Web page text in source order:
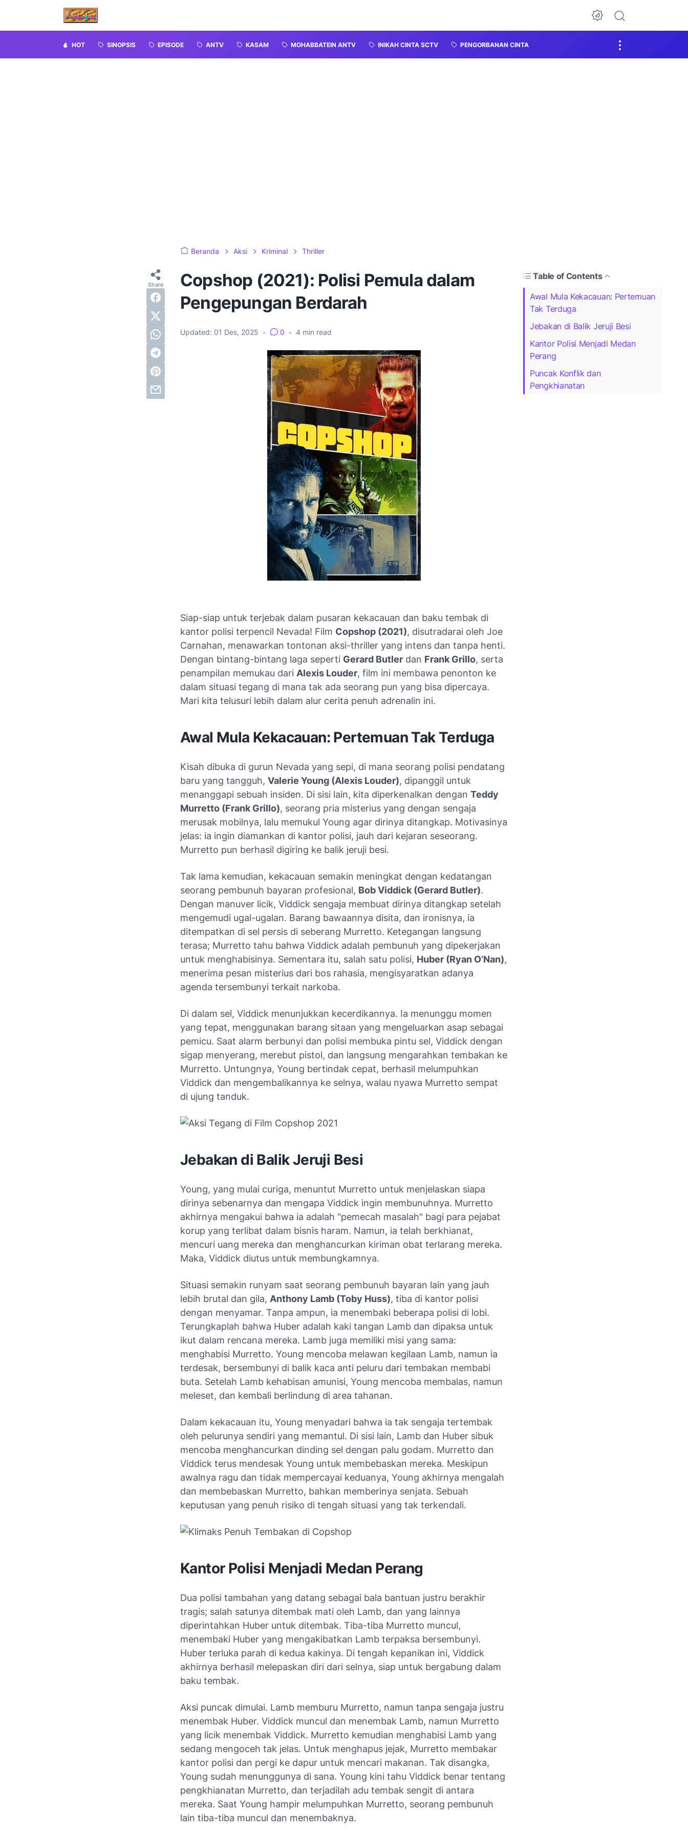
HOT SINOPSIS EPISODE ANTV KASAM MOHABBATEIN ANTV INIKAH CINTA SCTV PENGORBANAN CINTA
Beranda Aksi Kriminal Thriller
Copshop (2021): Polisi Pemula dalam
Pengepungan Berdarah
Updated: 01 Des, 2025 • 0 • 4 min read
Table of Contents
Awal Mula Kekacauan: Pertemuan
Tak Terduga
Jebakan di Balik Jeruji Besi
Kantor Polisi Menjadi Medan
Perang
Puncak Konflik dan
Pengkhianatan
Siap-siap untuk terjebak dalam pusaran kekacauan dan baku tembak di
kantor polisi terpencil Nevada! Film Copshop (2021), disutradarai oleh Joe
Carnahan, menawarkan tontonan aksi-thriller yang intens dan tanpa henti.
Dengan bintang-bintang laga seperti Gerard Butler dan Frank Grillo, serta
penampilan memukau dari Alexis Louder, film ini membawa penonton ke
dalam situasi tegang di mana tak ada seorang pun yang bisa dipercaya.
Mari kita telusuri lebih dalam alur cerita penuh adrenalin ini.
Awal Mula Kekacauan: Pertemuan Tak Terduga
Kisah dibuka di gurun Nevada yang sepi, di mana seorang polisi pendatang
baru yang tangguh, Valerie Young (Alexis Louder), dipanggil untuk
menanggapi sebuah insiden. Di sisi lain, kita diperkenalkan dengan Teddy
Murretto (Frank Grillo), seorang pria misterius yang dengan sengaja
merusak mobilnya, lalu memukul Young agar dirinya ditangkap. Motivasinya
jelas: ia ingin diamankan di kantor polisi, jauh dari kejaran seseorang.
Murretto pun berhasil digiring ke balik jeruji besi.
Tak lama kemudian, kekacauan semakin meningkat dengan kedatangan
seorang pembunuh bayaran profesional, Bob Viddick (Gerard Butler).
Dengan manuver licik, Viddick sengaja membuat dirinya ditangkap setelah
mengemudi ugal-ugalan. Barang bawaannya disita, dan ironisnya, ia
ditempatkan di sel persis di seberang Murretto. Ketegangan langsung
terasa; Murretto tahu bahwa Viddick adalah pembunuh yang dipekerjakan
untuk menghabisinya. Sementara itu, salah satu polisi, Huber (Ryan O’Nan),
menerima pesan misterius dari bos rahasia, mengisyaratkan adanya
agenda tersembunyi terkait narkoba.
Di dalam sel, Viddick menunjukkan kecerdikannya. Ia menunggu momen
yang tepat, menggunakan barang sitaan yang mengeluarkan asap sebagai
pemicu. Saat alarm berbunyi dan polisi membuka pintu sel, Viddick dengan
sigap menyerang, merebut pistol, dan langsung mengarahkan tembakan ke
Murretto. Untungnya, Young bertindak cepat, berhasil melumpuhkan
Viddick dan mengembalikannya ke selnya, walau nyawa Murretto sempat
di ujung tanduk.
Jebakan di Balik Jeruji Besi
Young, yang mulai curiga, menuntut Murretto untuk menjelaskan siapa
dirinya sebenarnya dan mengapa Viddick ingin membunuhnya. Murretto
akhirnya mengakui bahwa ia adalah "pemecah masalah" bagi para pejabat
korup yang terlibat dalam bisnis haram. Namun, ia telah berkhianat,
mencuri uang mereka dan menghancurkan kiriman obat terlarang mereka.
Maka, Viddick diutus untuk membungkamnya.
Situasi semakin runyam saat seorang pembunuh bayaran lain yang jauh
lebih brutal dan gila, Anthony Lamb (Toby Huss), tiba di kantor polisi
dengan menyamar. Tanpa ampun, ia menembaki beberapa polisi di lobi.
Terungkaplah bahwa Huber adalah kaki tangan Lamb dan dipaksa untuk
ikut dalam rencana mereka. Lamb juga memiliki misi yang sama:
menghabisi Murretto. Young mencoba melawan kegilaan Lamb, namun ia
terdesak, bersembunyi di balik kaca anti peluru dari tembakan membabi
buta. Setelah Lamb kehabisan amunisi, Young mencoba membalas, namun
meleset, dan kembali berlindung di area tahanan.
Dalam kekacauan itu, Young menyadari bahwa ia tak sengaja tertembak
oleh pelurunya sendiri yang memantul. Di sisi lain, Lamb dan Huber sibuk
mencoba menghancurkan dinding sel dengan palu godam. Murretto dan
Viddick terus mendesak Young untuk membebaskan mereka. Meskipun
awalnya ragu dan tidak mempercayai keduanya, Young akhirnya mengalah
dan membebaskan Murretto, bahkan memberinya senjata. Sebuah
keputusan yang penuh risiko di tengah situasi yang tak terkendali.
Kantor Polisi Menjadi Medan Perang
Dua polisi tambahan yang datang sebagai bala bantuan justru berakhir
tragis; salah satunya ditembak mati oleh Lamb, dan yang lainnya
diperintahkan Huber untuk ditembak. Tiba-tiba Murretto muncul,
menembaki Huber yang mengakibatkan Lamb terpaksa bersembunyi.
Huber terluka parah di kedua kakinya. Di tengah kepanikan ini, Viddick
akhirnya berhasil melepaskan diri dari selnya, siap untuk bergabung dalam
baku tembak.
Aksi puncak dimulai. Lamb memburu Murretto, namun tanpa sengaja justru
menembak Huber. Viddick muncul dan menembak Lamb, namun Murretto
yang licik menembak Viddick. Murretto kemudian menghabisi Lamb yang
sedang mengoceh tak jelas. Untuk menghapus jejak, Murretto membakar
kantor polisi dan pergi ke dapur untuk mencari makanan. Tak disangka,
Young sudah menunggunya di sana. Young kini tahu Viddick benar tentang
pengkhianatan Murretto, dan terjadilah adu tembak sengit di antara
mereka. Saat Young hampir melumpuhkan Murretto, seorang pembunuh
lain tiba-tiba muncul dan menembaknya.